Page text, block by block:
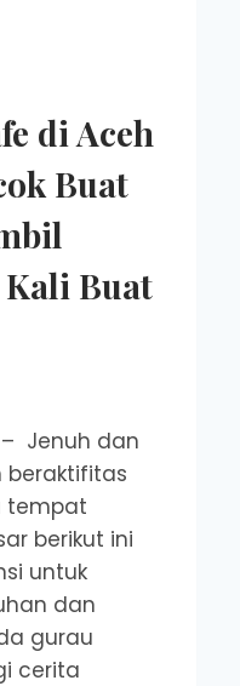
di Aceh
Buat
Buat
Jenuh dan
beraktifitas
tempat
berikut ini
untuk
dan
gurau
cerita